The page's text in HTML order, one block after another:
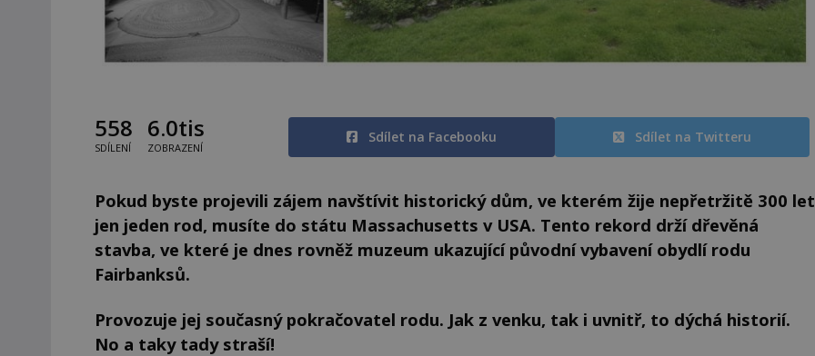
558
SDÍLENÍ
6.0tis
ZOBRAZENÍ
Sdílet na Facebooku Sdílet na Twitteru
Pokud byste projevili zájem navštívit historický dům, ve kterém žije nepřetržitě 300 let
jen jeden rod, musíte do státu Massachusetts v USA. Tento rekord drží dřevěná
stavba, ve které je dnes rovněž muzeum ukazující původní vybavení obydlí rodu
Fairbanksů.
Provozuje jej současný pokračovatel rodu. Jak z venku, tak i uvnitř, to dýchá historií.
No a taky tady straší!